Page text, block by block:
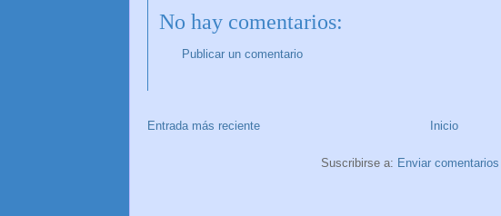
No hay comentarios:
Publicar un comentario
Entrada más reciente Inicio
Suscribirse a: Enviar